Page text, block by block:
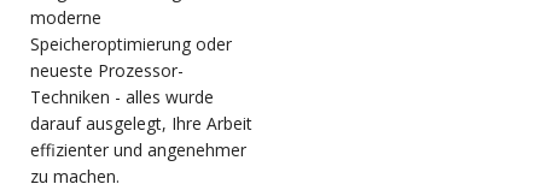
moderne
Speicheroptimierung oder
neueste Prozessor-
Techniken - alles wurde
darauf ausgelegt, Ihre Arbeit
effizienter und angenehmer
zu machen.